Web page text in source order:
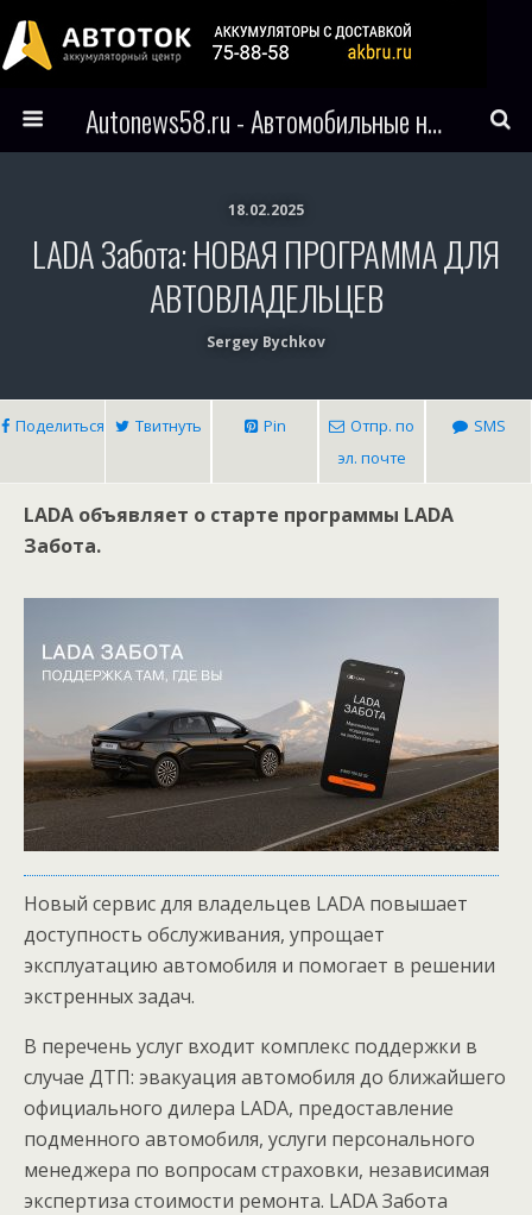
Autonews58.ru - Автомобильные новости Пензы и всего мира
18.02.2025
LADA Забота: НОВАЯ ПРОГРАММА ДЛЯ
АВТОВЛАДЕЛЬЦЕВ
Sergey Bychkov
Поделиться Твитнуть Pin
Отпр. по
эл. почте
SMS
LADA объявляет о старте программы LADA
Забота.
Новый сервис для владельцев LADA повышает
доступность обслуживания, упрощает
эксплуатацию автомобиля и помогает в решении
экстренных задач.
В перечень услуг входит комплекс поддержки в
случае ДТП: эвакуация автомобиля до ближайшего
официального дилера LADA, предоставление
подменного автомобиля, услуги персонального
менеджера по вопросам страховки, независимая
экспертиза стоимости ремонта. LADA Забота